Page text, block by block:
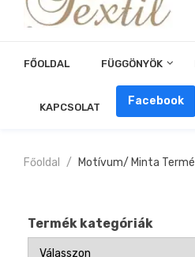
FŐOLDAL FÜGGÖNYÖK
KAPCSOLAT Facebook
Főoldal Motívum/ Minta
Termék kategóriák